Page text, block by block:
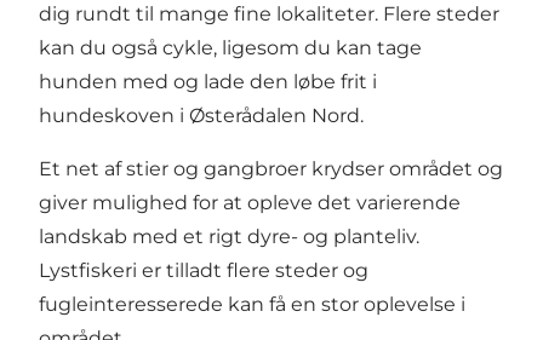
dig rundt til mange fine lokaliteter. Flere steder
kan du også cykle, ligesom du kan tage
hunden med og lade den løbe frit i
hundeskoven i Østerådalen Nord.
Et net af stier og gangbroer krydser området og
giver mulighed for at opleve det varierende
landskab med et rigt dyre- og planteliv.
Lystfiskeri er tilladt flere steder og
fugleinteresserede kan få en stor oplevelse i